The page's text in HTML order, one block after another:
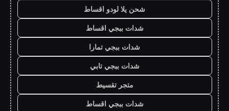
شحن يلا لودو اقساط
شدات ببجي اقساط
شدات ببجي تمارا
شدات ببجي تابي
متجر تقسيط
شدات ببجي اقساط